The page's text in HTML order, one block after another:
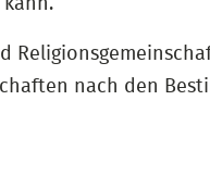
kann.
nach den